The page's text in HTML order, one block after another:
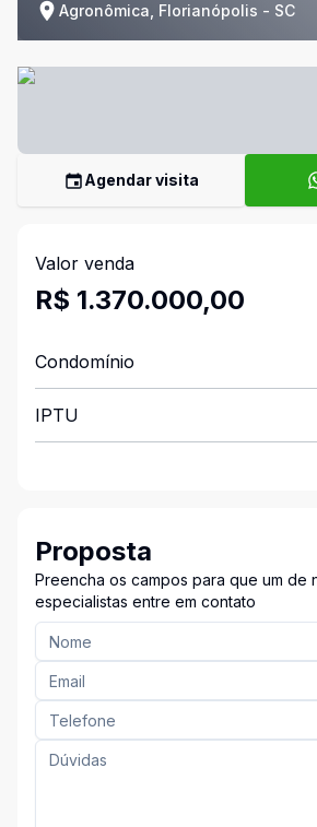
Agronômica, Florianópolis - SC
Agendar visita
Valor venda
R$ 1.370.000,00
Condomínio
IPTU
Proposta
Preencha os campos para que um de
especialistas entre em contato